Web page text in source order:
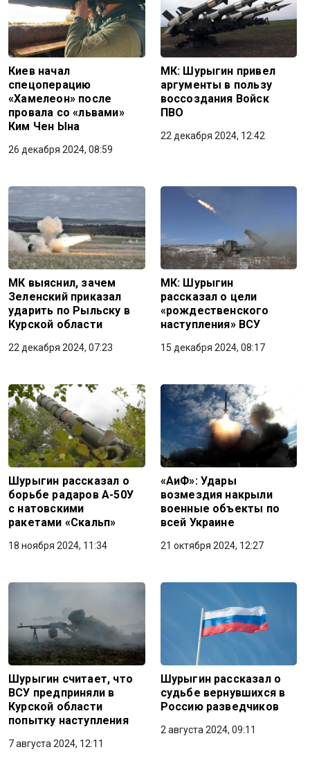
Киев начал
спецоперацию
«Хамелеон» после
провала со «львами»
Ким Чен Ына
26 декабря 2024, 08:59
МК: Шурыгин привел
аргументы в пользу
воссоздания Войск
ПВО
22 декабря 2024, 12:42
МК выяснил, зачем
Зеленский приказал
ударить по Рыльску в
Курской области
22 декабря 2024, 07:23
МК: Шурыгин
рассказал о цели
«рождественского
наступления» ВСУ
15 декабря 2024, 08:17
Шурыгин рассказал о
борьбе радаров А-50У
с натовскими
ракетами «Скальп»
18 ноября 2024, 11:34
«АиФ»: Удары
возмездия накрыли
военные объекты по
всей Украине
21 октября 2024, 12:27
Шурыгин считает, что
ВСУ предприняли в
Курской области
попытку наступления
7 августа 2024, 12:11
Шурыгин рассказал о
судьбе вернувшихся в
Россию разведчиков
2 августа 2024, 09:11